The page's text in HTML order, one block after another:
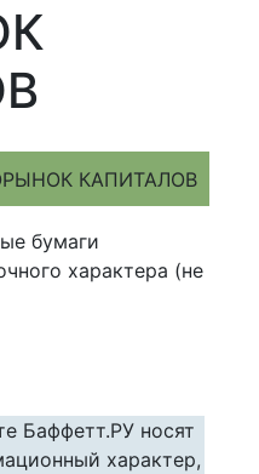
бумаги
характера (не
Баффетт.РУ носят
характер,